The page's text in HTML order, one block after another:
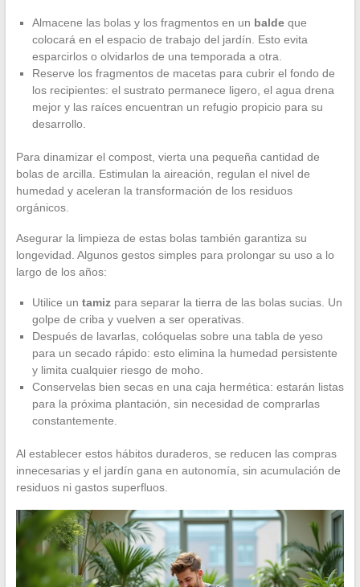
Almacene las bolas y los fragmentos en un baldeque
colocará en el espacio de trabajo del jardín. Esto evita
esparcirlos o olvidarlos de una temporada a otra.
Reserve los fragmentos de macetas para cubrir el fondo de
los recipientes: el sustrato permanece ligero, el agua drena
mejor y las raíces encuentran un refugio propicio para su
desarrollo.
Para dinamizar el compost, vierta una pequeña cantidad de
bolas de arcilla. Estimulan la aireación, regulan el nivel de
humedad y aceleran la transformación de los residuos
orgánicos.
Asegurar la limpieza de estas bolas también garantiza su
longevidad. Algunos gestos simples para prolongar su uso a lo
largo de los años:
Utilice un tamizpara separar la tierra de las bolas sucias. Un
golpe de criba y vuelven a ser operativas.
Después de lavarlas, colóquelas sobre una tabla de yeso
para un secado rápido: esto elimina la humedad persistente
y limita cualquier riesgo de moho.
Conservelas bien secas en una caja hermética: estarán listas
para la próxima plantación, sin necesidad de comprarlas
constantemente.
Al establecer estos hábitos duraderos, se reducen las compras
innecesarias y el jardín gana en autonomía, sin acumulación de
residuos ni gastos superfluos.